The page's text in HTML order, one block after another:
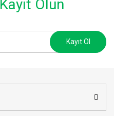
Kayıt Olun
Kayıt Ol